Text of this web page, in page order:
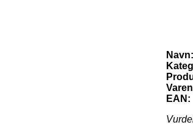
Navn:
EAN: